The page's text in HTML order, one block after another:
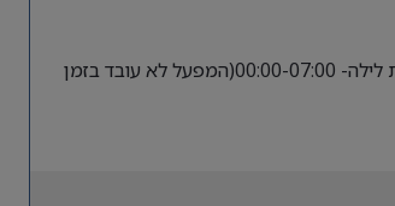
משרה מלאה במשמרות: משמרות בוקר- 07:00-16:00, משמרת צהריים- 16:00-00:00, משמרת לילה- 00:00-07:00(המפעל לא עובד בזמן